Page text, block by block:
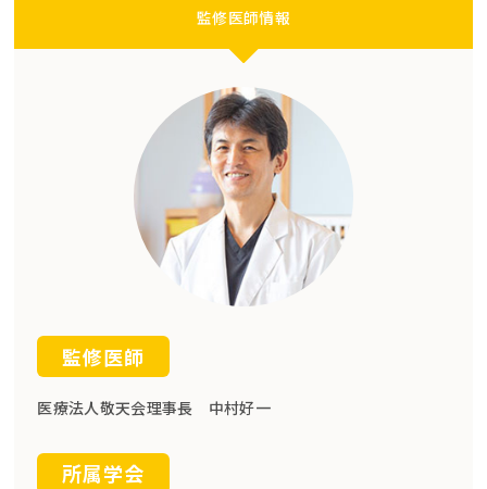
監修医師情報
監修医師
医療法人敬天会理事長 中村好一
所属学会